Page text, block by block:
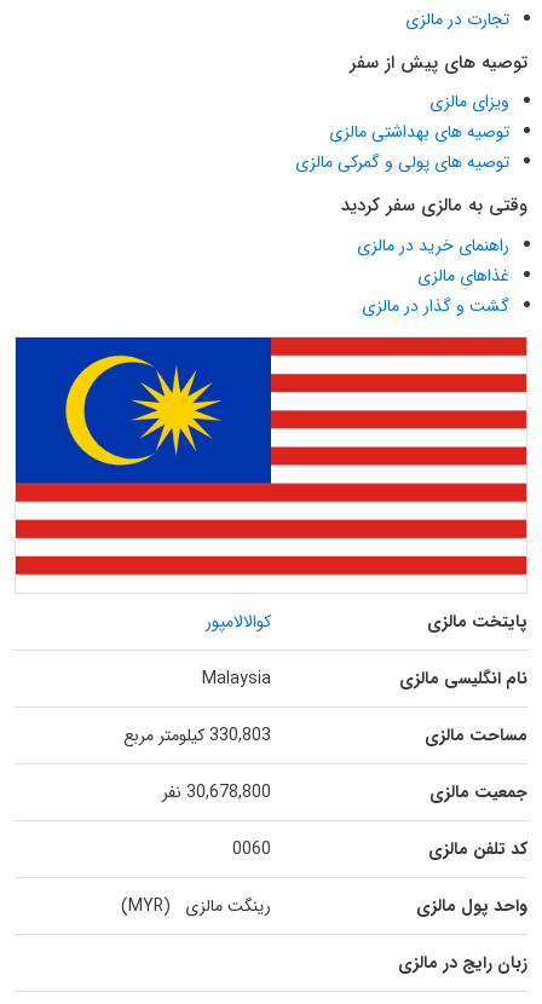
تجارت در مالزی
توصیه های پیش از سفر
ویزای مالزی
توصیه های بهداشتی مالزی
توصیه های پولی و گمرکی مالزی
وقتی به مالزی سفر کردید
راهنمای خرید در مالزی
غذاهای مالزی
گشت و گذار در مالزی
پایتخت مالزی کوالالامپور
نام انگلیسی مالزی Malaysia
مساحت مالزی 330,803 کیلومتر مربع
جمعیت مالزی 30,678,800 نفر
کد تلفن مالزی 0060
واحد پول مالزی رینگت مالزی (MYR)
زبان رایج در مالزی